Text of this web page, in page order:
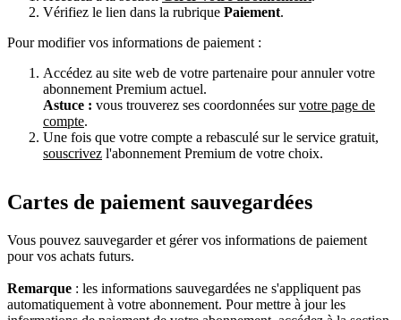
Vérifiez le lien dans la rubrique Paiement.
Pour modifier vos informations de paiement :
Accédez au site web de votre partenaire pour annuler votre
abonnement Premium actuel.
Astuce : vous trouverez ses coordonnées survotre page de
compte.
Une fois que votre compte a rebasculé sur le service gratuit,
souscrivez l'abonnement Premium de votre choix.
Cartes de paiement sauvegardées
Vous pouvez sauvegarder et gérer vos informations de paiement
pour vos achats futurs.
Remarque : les informations sauvegardées ne s'appliquent pas
automatiquement à votre abonnement. Pour mettre à jour les